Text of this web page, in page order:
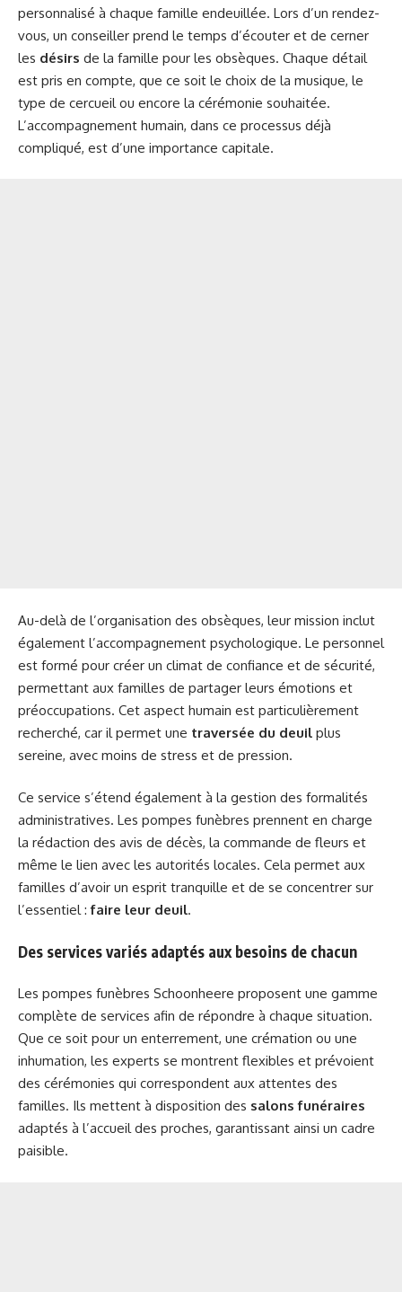
personnalisé à chaque famille endeuillée. Lors d’un rendez-
vous, un conseiller prend le temps d’écouter et de cerner
les désirs de la famille pour les obsèques. Chaque détail
est pris en compte, que ce soit le choix de la musique, le
type de cercueil ou encore la cérémonie souhaitée.
L’accompagnement humain, dans ce processus déjà
compliqué, est d’une importance capitale.
Au-delà de l’organisation des obsèques, leur mission inclut
également l’accompagnement psychologique. Le personnel
est formé pour créer un climat de confiance et de sécurité,
permettant aux familles de partager leurs émotions et
préoccupations. Cet aspect humain est particulièrement
recherché, car il permet une traversée du deuil plus
sereine, avec moins de stress et de pression.
Ce service s’étend également à la gestion des formalités
administratives. Les pompes funèbres prennent en charge
la rédaction des avis de décès, la commande de fleurs et
même le lien avec les autorités locales. Cela permet aux
familles d’avoir un esprit tranquille et de se concentrer sur
l’essentiel :faire leur deuil.
Des services variés adaptés aux besoins de chacun
Les pompes funèbres Schoonheere proposent une gamme
complète de services afin de répondre à chaque situation.
Que ce soit pour un enterrement, une crémation ou une
inhumation, les experts se montrent flexibles et prévoient
des cérémonies qui correspondent aux attentes des
familles. Ils mettent à disposition des salons funéraires
adaptés à l’accueil des proches, garantissant ainsi un cadre
paisible.